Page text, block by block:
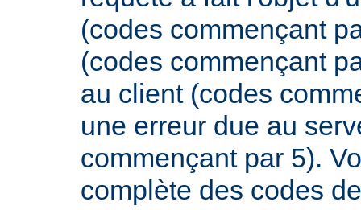
(codes commençant
(codes commençant
au client (codes
une erreur due au
commençant par 5).
complète des codes